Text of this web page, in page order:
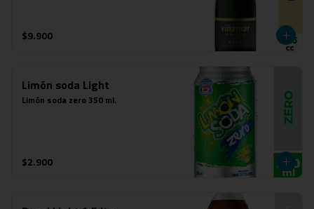
$9.900
Limón soda Light
Limón soda zero 350 ml.
$2.900